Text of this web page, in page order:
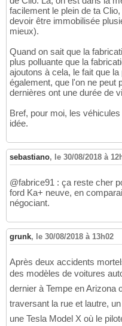
facilement le plein de ta
devoir être immobilisée
mieux).
Quand on sait que la
plus polluante que la
ajoutons à cela, le fait que
également, que l'on ne peut
dernières ont une durée de
Bref, pour moi, les
idée.
sebastiano, le 30/08/2018 à
@fabrice91 : ça reste cher
ford Ka+ neuve, en
négociant.
grunk, le 30/08/2018 à 13h02
Après deux accidents
des modèles de voitures
dernier à Tempe en Arizona
traversant la rue et lautre,
une Tesla Model X où le